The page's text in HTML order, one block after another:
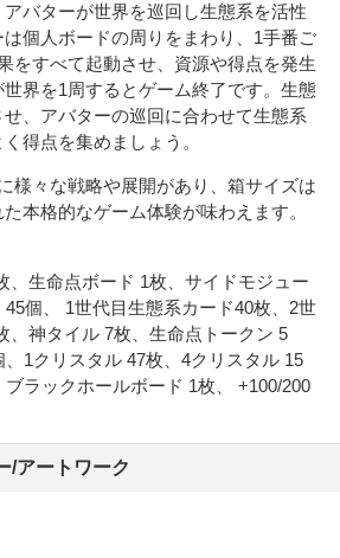
バターが世界を巡回し生態系を活性
個人ボードの周りをまわり、1手番ご
をすべて起動させ、資源や得点を発生
界を1周するとゲーム終了です。生態
、アバターの巡回に合わせて生態系
得点を集めましょう。
様々な戦略や展開があり、箱サイズは
本格的なゲーム体験が味わえます。
、生命点ボード 1枚、サイドモジュー
個、 1世代目生態系カード40枚、2世
、神タイル 7枚、生命点トークン 5
1クリスタル 47枚、4クリスタル 15
ラックホールボード 1枚、 +100/200
/アートワーク